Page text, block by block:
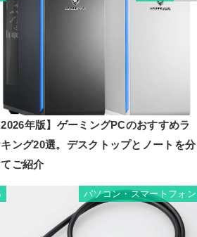
年版】ゲーミングPCのおすすめラ
ング20選。デスクトップとノートを分
ご紹介
パソコン・スマートフォン